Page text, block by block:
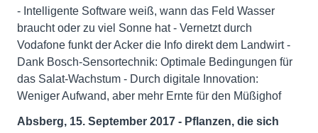
- Intelligente Software weiß, wann das Feld Wasser
braucht oder zu viel Sonne hat - Vernetzt durch
Vodafone funkt der Acker die Info direkt dem Landwirt -
Dank Bosch-Sensortechnik: Optimale Bedingungen für
das Salat-Wachstum - Durch digitale Innovation:
Weniger Aufwand, aber mehr Ernte für den Müßighof
Absberg, 15. September 2017 - Pflanzen, die sich